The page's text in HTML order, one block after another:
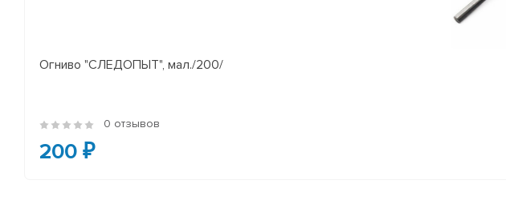
Огниво "СЛЕДОПЫТ", мал./200/
0 отзывов
200 ₽